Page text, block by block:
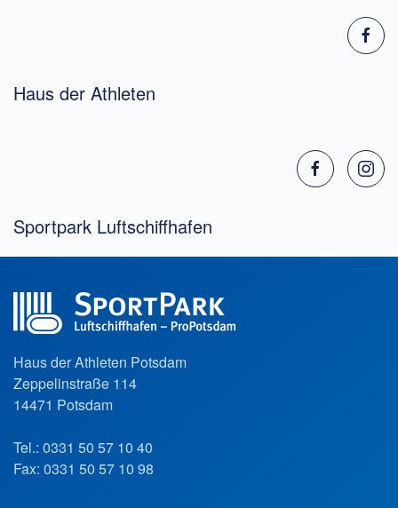
Haus der Athleten
Sportpark Luftschiffhafen
Haus der Athleten Potsdam
Zeppelinstraße 114
14471 Potsdam
Tel.: 0331 50 57 10 40
Fax: 0331 50 57 10 98